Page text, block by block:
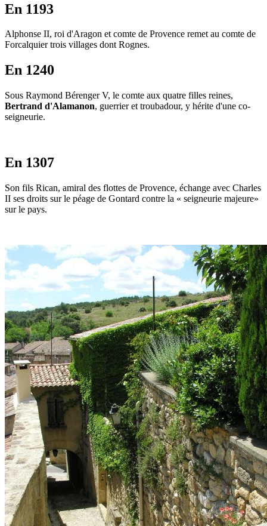
En 1193
Alphonse II, roi d'Aragon et comte de Provence remet au comte de
Forcalquier trois villages dont Rognes.
En 1240
Sous Raymond Bérenger V, le comte aux quatre filles reines,
Bertrand d'Alamanon, guerrier et troubadour, y hérite d'une co-
seigneurie.
En 1307
Son fils Rican, amiral des flottes de Provence, échange avec Charles
II ses droits sur le péage de Gontard contre la « seigneurie majeure»
sur le pays.